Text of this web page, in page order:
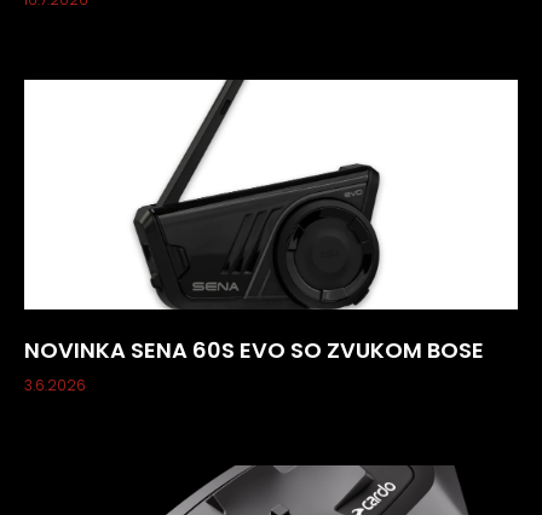
NOVINKA SENA 60S EVO SO ZVUKOM BOSE
3.6.2026